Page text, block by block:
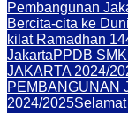
Pembangunan
Bercita-cita ke
kilat Ramadhan
JakartaPPDB
JAKARTA 2024/
PEMBANGUNAN
2024/2025